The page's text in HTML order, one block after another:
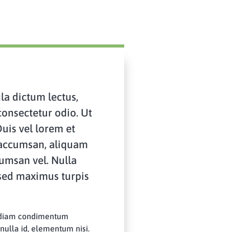
dictum lectus,
odio. Ut
vel lorem et
aliquam
vel. Nulla
maximus turpis
condimentum
id, elementum nisi.